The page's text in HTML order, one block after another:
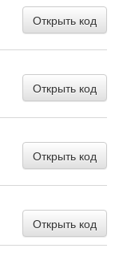
Открыть код
Открыть код
Открыть код
Открыть код